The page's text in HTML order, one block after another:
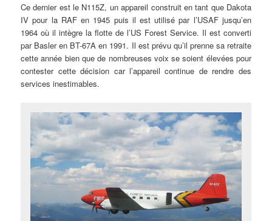
Ce dernier est le N115Z, un appareil construit en tant que Dakota
IV pour la RAF en 1945 puis il est utilisé par l’USAF jusqu’en
1964 où il intègre la flotte de l’US Forest Service. Il est converti
par Basler en BT-67A en 1991. Il est prévu qu’il prenne sa retraite
cette année bien que de nombreuses voix se soient élevées pour
contester cette décision car l’appareil continue de rendre des
services inestimables.